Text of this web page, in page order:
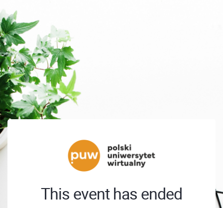
This event has ended